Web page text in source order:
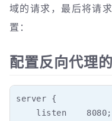
域的请求，最后将请
置：
配置反向代理
server {
    listen    8080;